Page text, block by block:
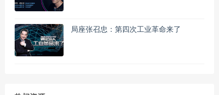
局座张召忠：第四次工业革命来了